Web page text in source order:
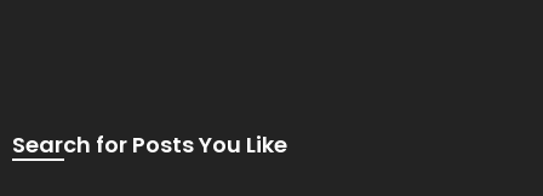
Search for Posts You Like